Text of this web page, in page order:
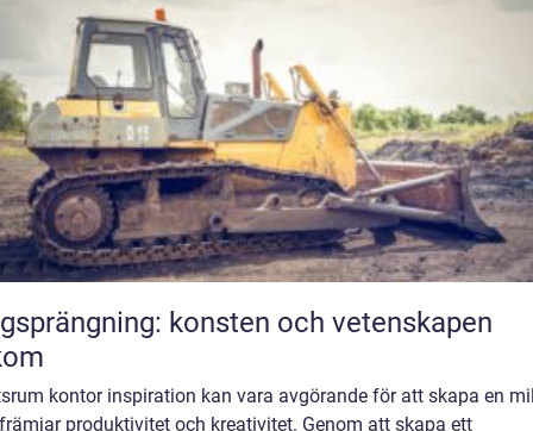
konsten och vetenskapen
kontor inspiration kan vara avgörande för att skapa en
produktivitet och kreativitet. Genom att skapa ett